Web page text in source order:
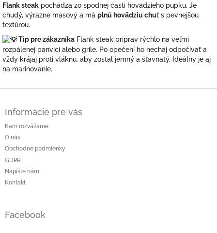
Flank steak pochádza zo spodnej časti hovädzieho pupku. Je
chudý, výrazne mäsový a má plnú hovädziu chuť s pevnejšou
textúrou.
Tip pre zákazníka Flank steak priprav rýchlo na veľmi
rozpálenej panvici alebo grile. Po opečení ho nechaj odpočívať a
vždy krájaj proti vláknu, aby zostal jemný a šťavnatý. Ideálny je aj
na marinovanie.
e
Informácie pre vás
Kam rozvážame
O nás
Obchodné podmienky
GDPR
Napíšte nám
Kontakt
Facebook